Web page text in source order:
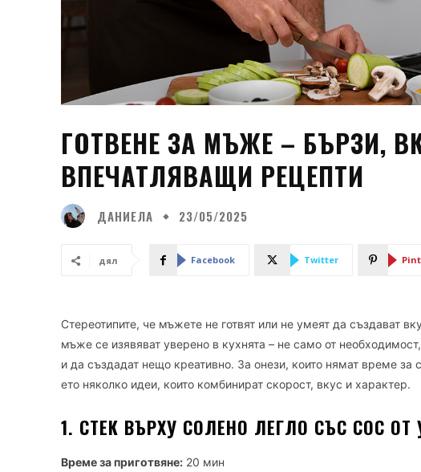
ГОТВЕНЕ ЗА МЪЖЕ – БЪРЗИ,
ВПЕЧАТЛЯВАЩИ РЕЦЕПТИ
ДАНИЕЛА 23/05/2025
дял Facebook Twitter
Стереотипите, че мъжете не готвят или не умеят да създават
мъже се изявяват уверено в кухнята – не само от
и да създадат нещо креативно. За онези, които нямат време за
ето няколко идеи, които комбинират скорост, вкус и характер.
1. СТЕК ВЪРХУ СОЛЕНО ЛЕГЛО СЪС СОС
Време за приготвяне: 20 мин